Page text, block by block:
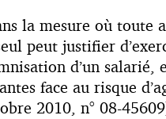
la mesure où toute
peut justifier
d’un
face au risque
2010, n° 08-